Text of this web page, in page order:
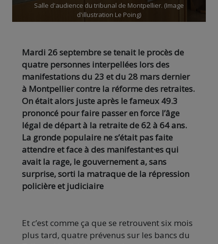
Salle d'audience du tribunal de Montpellier. (Image
d'illustration Le Poing)
Mardi 26 septembre se tenait le procès de
quatre personnes interpellées lors des
manifestations du 23 et du 28 mars dernier
à Montpellier contre la réforme des retraites.
On était alors juste après le fameux 49.3
prononcé pour faire passer en force l’âge
légal de départ à la retraite de 62 à 64 ans.
La gronde populaire ne s’était pas faite
attendre et face à des manifestant·es qui
avait la rage, le gouvernement a, sans
surprise, sorti la matraque de la répression
policière et judiciaire
Et c’est comme ça que se retrouvent six mois
plus tard, quatre prévenus sur les bancs du